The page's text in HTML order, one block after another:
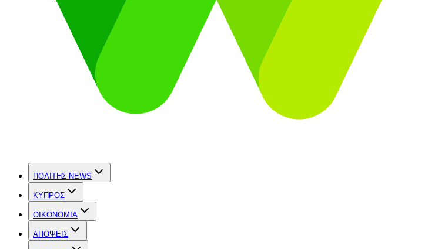
ΠΟΛΙΤΗΣ NEWS
ΚΥΠΡΟΣ
OIKONOMIA
ΑΠΟΨΕΙΣ